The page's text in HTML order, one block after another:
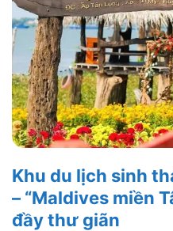
Khu du lịch sinh
– “Maldives miền
đầy thư giãn